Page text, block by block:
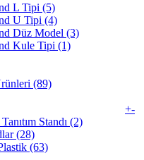
L Tipi (5)
U Tipi (4)
Düz Model (3)
Kule Tipi (1)
(89)
+-
Standı (2)
(28)
(63)